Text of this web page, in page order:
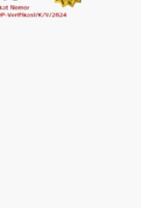
untuk Produk
Agama